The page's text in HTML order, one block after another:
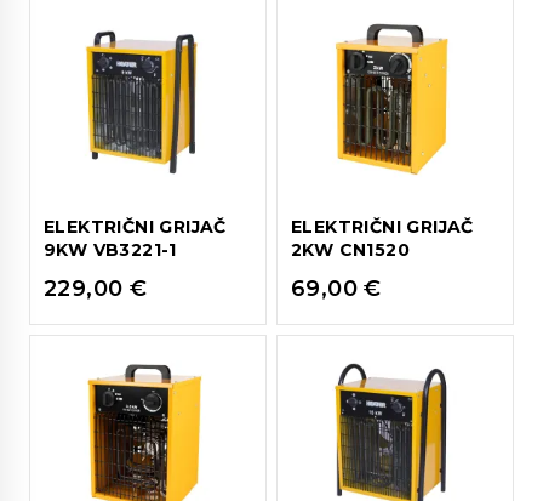
ELEKTRIČNI GRIJAČ
9KW VB3221-1
229,00 €
ELEKTRIČNI GRIJAČ
2KW CN1520
69,00€